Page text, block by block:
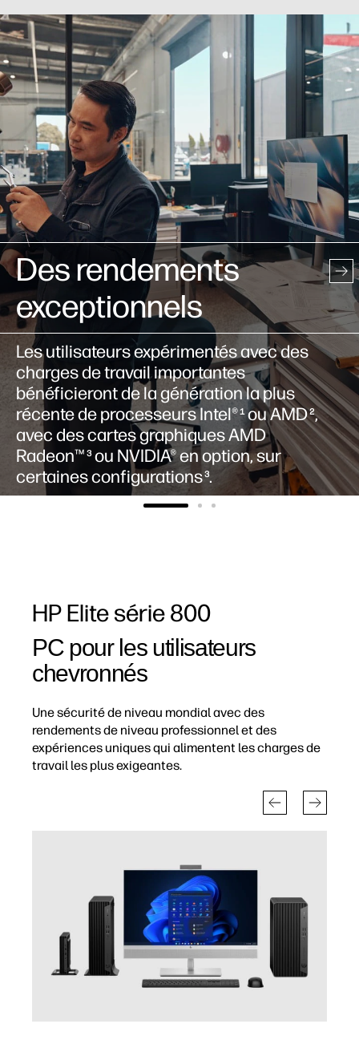
Déploiement au
bureau et à domicile
Grâce aux différents facteurs de forme,
vous pouvez choisir l’ordinateur de
bureau qui vous convient et rester
productif dans le monde du travail
hybride.
HP Elite série 800
PC pour les utilisateurs
chevronnés
Une sécurité de niveau mondial avec des
rendements de niveau professionnel et des
expériences uniques qui alimentent les charges de
travail les plus exigeantes.